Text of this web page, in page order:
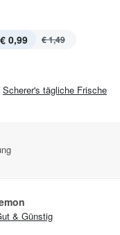
€ 0,99 € 1,49
Scherer's tägliche Frische
& Günstig